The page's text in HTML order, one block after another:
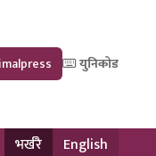
युनिकोड
भर्खरै English